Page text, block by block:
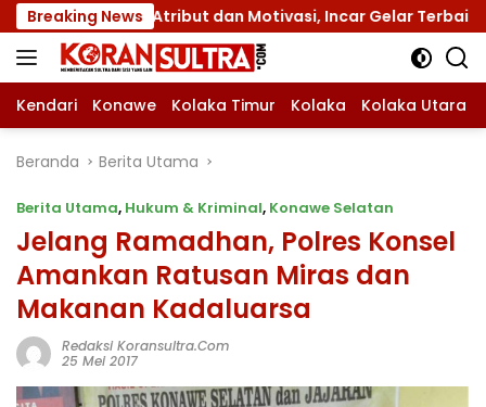
Langsung
ke
konten
Breaking News
Atribut dan Motivasi, Incar Gelar Terbaik di Sultra
Kendari Konawe Kolaka Timur Kolaka Kolaka Utara
Beranda Berita Utama
Berita Utama, Hukum & Kriminal, Konawe Selatan
Jelang Ramadhan, Polres Konsel
Amankan Ratusan Miras dan
Makanan Kadaluarsa
Redaksi Koransultra.com
25 Mei 2017